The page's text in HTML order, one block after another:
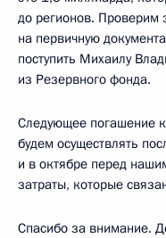
до регионов. Проверим
на первичную
поступить Михаилу
из Резервного фонда.
Следующее погашение
будем осуществлять
и в октябре перед
затраты, которые
Спасибо за внимание.